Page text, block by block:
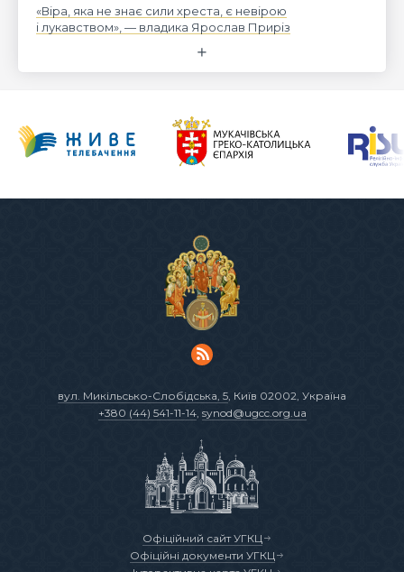
«Віра, яка не знає сили хреста, є невірою
і лукавством», — владика Ярослав Приріз
вул. Микільсько-Слобідська, 5 , Київ 02002, Україна
+380 (44) 541-11-14, synod@ugcc.org.ua
Офіційний сайт УГКЦ
Офіційні документи УГКЦ